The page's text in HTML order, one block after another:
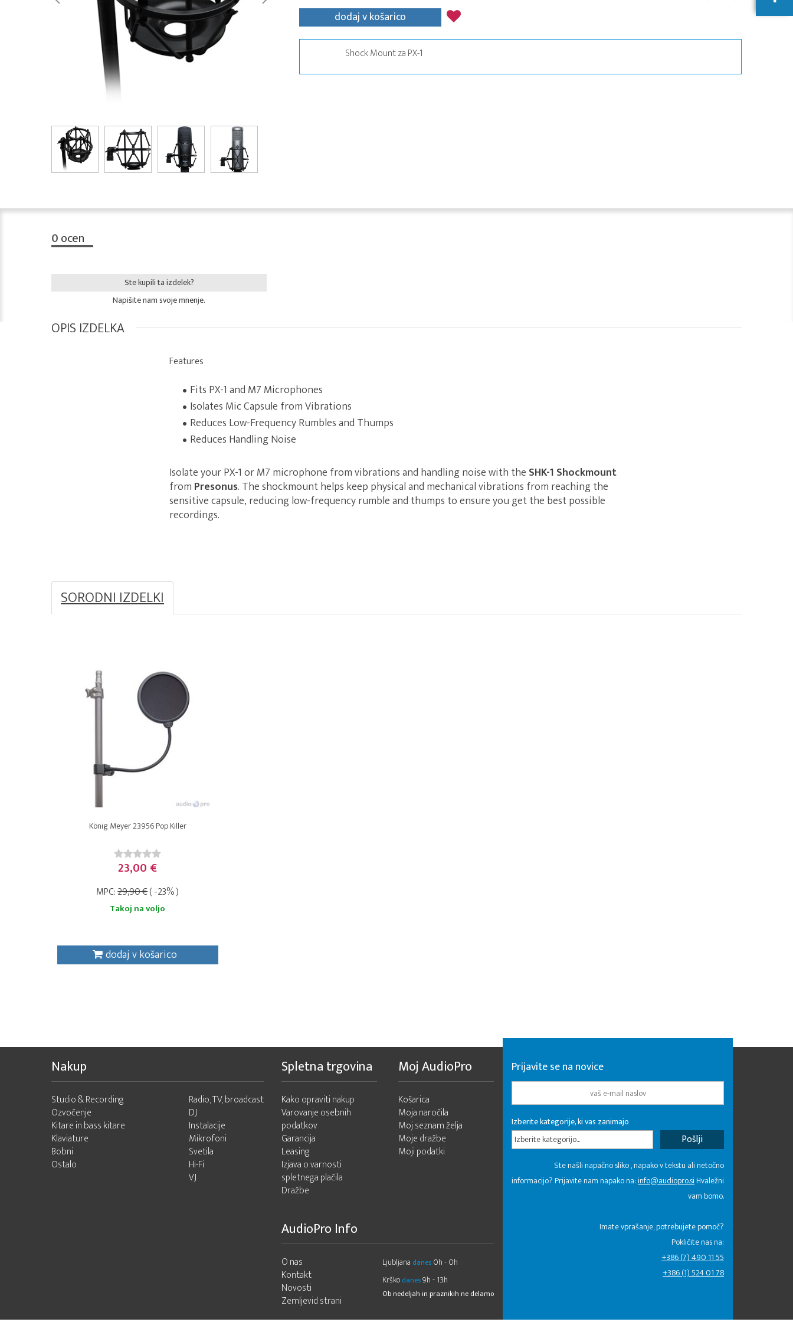
dodaj v košarico
Shock Mount za PX-1
0ocen
Ste kupili ta izdelek?
Napišite nam svoje mnenje.
OPIS IZDELKA
Features
Fits PX-1 and M7 Microphones
Isolates Mic Capsule from Vibrations
Reduces Low-Frequency Rumbles and Thumps
Reduces Handling Noise
Isolate your PX-1 or M7 microphone from vibrations and handling noise with the SHK-1 Shockmount
from Presonus. The shockmount helps keep physical and mechanical vibrations from reaching the
sensitive capsule, reducing low-frequency rumble and thumps to ensure you get the best possible
recordings.
SORODNI IZDELKI
König Meyer 23956 Pop Killer
23,00 €
MPC:29,90 €( -23% )
Takoj na voljo
dodaj v košarico
Nakup
Studio & Recording
Ozvočenje
Kitare in bass kitare
Klaviature
Bobni
Ostalo
Radio, TV, broadcast
DJ
Instalacije
Mikrofoni
Svetila
Hi-Fi
VJ
Spletna trgovina
Kako opraviti nakup
Varovanje osebnih
podatkov
Garancija
Leasing
Izjava o varnosti
spletnega plačila
Dražbe
Moj AudioPro
Košarica
Moja naročila
Moj seznam želja
Moje dražbe
Moji podatki
AudioPro Info
O nas
Kontakt
Novosti
Zemljevid strani
Ljubljana danes 0h - 0h
Krško danes9h - 13h
Ob nedeljah in praznikih ne delamo
Prijavite se na novice
Izberite kategorije, ki vas zanimajo
Izberite kategorijo...
Ste našli napačno sliko , napako v tekstu ali netočno
informacijo? Prijavite nam napako na:info@audiopro.siHvaležni
vam bomo.
Imate vprašanje, potrebujete pomoč?
Pokličite nas na:
+386 (7) 490 11 55
+386 (1) 524 01 78